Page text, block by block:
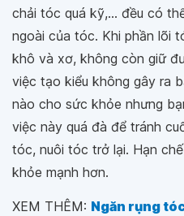
chải tóc quá kỹ,... đều có
ngoài của tóc. Khi phần lõi
khô và xơ, không còn giữ
việc tạo kiểu không gây ra
nào cho sức khỏe nhưng
việc này quá đà để tránh
tóc, nuôi tóc trở lại. Hạn
khỏe mạnh hơn.
XEM THÊM: Ngăn rụng